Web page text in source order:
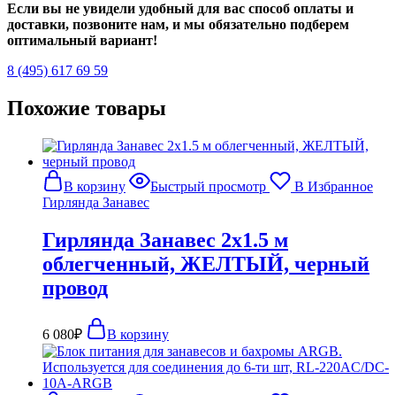
Если вы не увидели удобный для вас способ оплаты и
доставки, позвоните нам, и мы обязательно подберем
оптимальный вариант!
8 (495) 617 69 59
Похожие товары
В корзину Быстрый просмотр
В Избранное
Гирлянда Занавес
Гирлянда Занавес 2х1.5 м
облегченный, ЖЕЛТЫЙ, черный
провод
6 080₽ В корзину